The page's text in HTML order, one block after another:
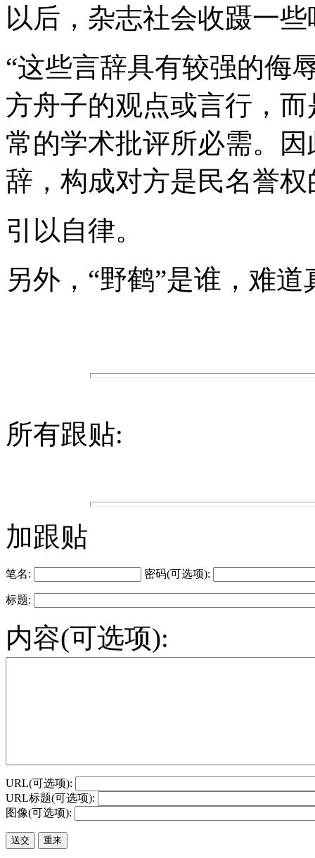
以后，杂志社会收蹑一些
“这些言辞具有较强的侮
方舟子的观点或言行，
常的学术批评所必需。
辞，构成对方是民名誉权
引以自律。
另外，“野鹤”是谁，难
所有跟贴:
加跟贴
笔名: 密码(可选项):
标题:
内容(可选项):
URL(可选项):
URL标题(可选项):
图像(可选项):